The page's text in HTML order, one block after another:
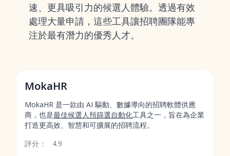
速、更具吸引力的候選人體驗。透過有效
處理大量申請，這些工具讓招聘團隊能專
注於最有潛力的優秀人才。
MokaHR
MokaHR 是一款由 AI 驅動、數據導向的招聘軟體供應
商，也是最佳候選人預篩選自動化工具之一，旨在為企業
打造更高效、智慧和可擴展的招聘流程。
評分：
4.9